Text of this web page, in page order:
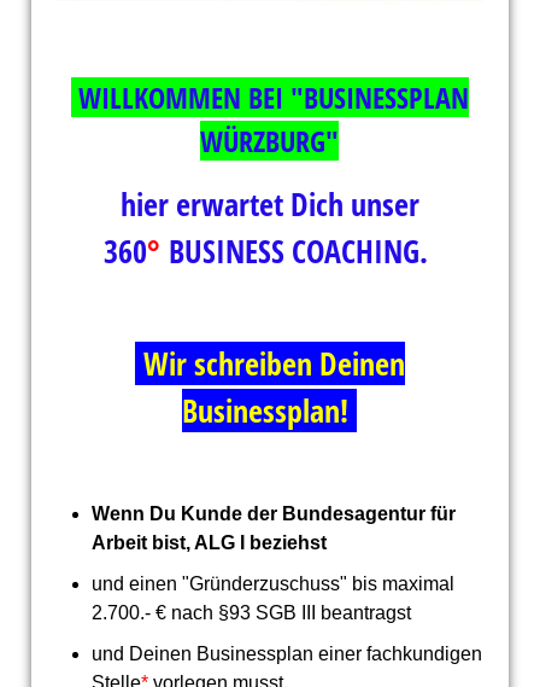
WILLKOMMEN BEI "BUSINESSPLAN
WÜRZBURG"
hier erwartet Dich unser
360° BUSINESS COACHING.
Wir schreiben Deinen
Businessplan!
Wenn Du Kunde der Bundesagentur für
Arbeit bist, ALG I beziehst
und einen "Gründerzuschuss" bis maximal
2.700.- € nach §93 SGB III beantragst
und Deinen Businessplan einer fachkundigen